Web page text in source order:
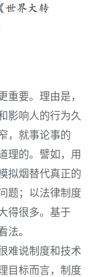
重要。理由是，
影响人的行为久
，就事论事的
理的。譬如，用
拟烟替代真正的
题；以法律制度
得很多。基于
法。
难说制度和技术
目标而言，制度